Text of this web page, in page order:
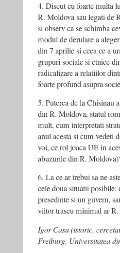
4. Discut cu foarte multa
R. Moldova sau legati de
si observ ca se schimba
modul de derulare a
din 7 aprilie si ceea ce a
grupuri sociale si etnice
radicalizare a relatiilor
foarte profund asupra
5. Puterea de la Chisinau
din R. Moldova, statul
mult, cum interpretati
anul acesta si cum vedeti
voi, ce rol joaca UE in
abuzurile din R.
6. La ce ar trebui sa ne
cele doua situatii posibile:
presedinte si un guvern,
viitor traseu minimal ar
Igor Casu (istoric,
Freiburg, Universitatea